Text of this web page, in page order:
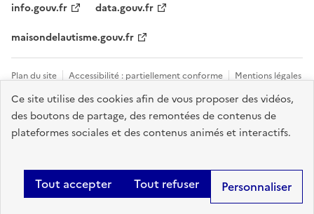
Ce site utilise des cookies afin de vous proposer des vidéos,
des boutons de partage, des remontées de contenus de
plateformes sociales et des contenus animés et interactifs.
Tout accepter Tout refuser Personnaliser
info.gouv.fr
data.gouv.fr
maisondelautisme.gouv.fr
Plan du site Accessibilité : partiellement conforme
Mentions légales
Données personnelles et cookies
Nous contacter
Gestion des
cookies